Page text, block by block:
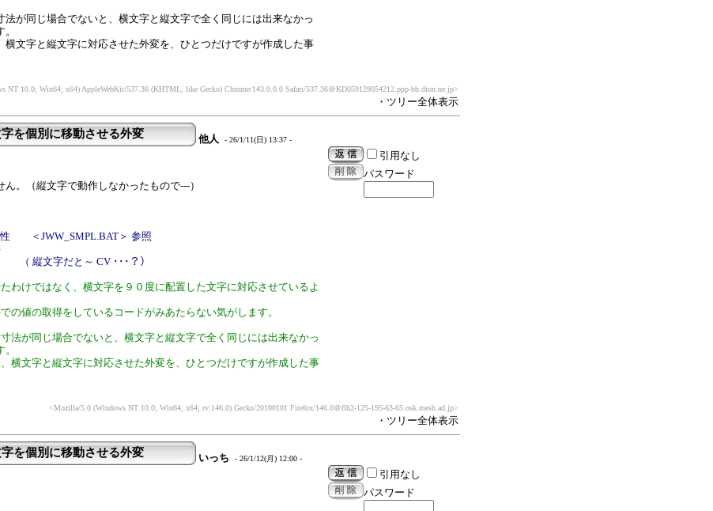
法が同じ場合でないと、横文字と縦文字で全く同じには出来なかっ
横文字と縦文字に対応させた外変を、ひとつだけですが作成した事
NT 10.0; Win64; x64) AppleWebKit/537.36 (KHTML, like Gecko) Chrome/143.0.0.0 Safari/537.36＠KD059129054212.ppp-bb.dion.ne.jp>
・ツリー全体表示
を個別に移動させる外変 他人 - 26/1/11(日) 13:37 -
。（縦文字で動作しなかったもので---）
性 ＜JWW_SMPL.BAT＞ 参照
縦文字だと～ CV ･･･？）
わけではなく、横文字を９０度に配置した文字に対応させているよ
の値の取得をしているコードがみあたらない気がします。
法が同じ場合でないと、横文字と縦文字で全く同じには出来なかっ
横文字と縦文字に対応させた外変を、ひとつだけですが作成した事
引用なし
パスワード
<Mozilla/5.0 (Windows NT 10.0; Win64; x64; rv:146.0) Gecko/20100101 Firefox/146.0＠flh2-125-195-63-65.osk.mesh.ad.jp>
・ツリー全体表示
を個別に移動させる外変 いっち - 26/1/12(月) 12:00 -
引用なし
パスワード